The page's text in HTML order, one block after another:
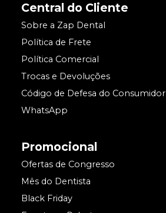
Central do Cliente
Sobre a Zap Dental
Política de Frete
Política Comercial
Trocas e Devoluções
Código de Defesa do Consumidor
WhatsApp
Promocional
Ofertas de Congresso
Mês do Dentista
Black Friday